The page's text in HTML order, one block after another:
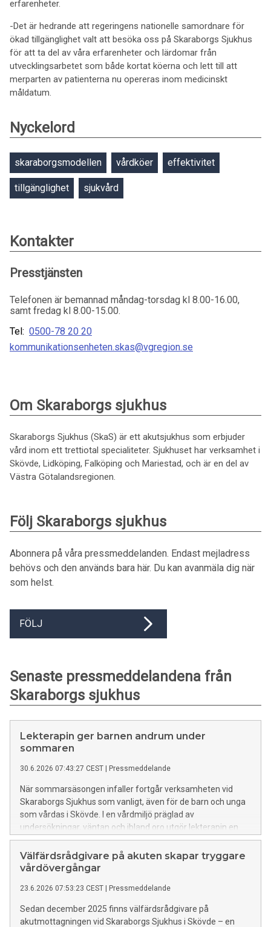
erfarenheter.
-Det är hedrande att regeringens nationelle samordnare för
ökad tillgänglighet valt att besöka oss på Skaraborgs Sjukhus
för att ta del av våra erfarenheter och lärdomar från
utvecklingsarbetet som både kortat köerna och lett till att
merparten av patienterna nu opereras inom medicinskt
måldatum.
Nyckelord
skaraborgsmodellen vårdköer effektivitet
tillgänglighet sjukvård
Kontakter
Presstjänsten
Telefonen är bemannad måndag-torsdag kl 8.00-16.00,
samt fredag kl 8.00-15.00.
Tel: 0500-78 20 20
kommunikationsenheten.skas@vgregion.se
Om Skaraborgs sjukhus
Skaraborgs Sjukhus (SkaS) är ett akutsjukhus som erbjuder
vård inom ett trettiotal specialiteter. Sjukhuset har verksamhet i
Skövde, Lidköping, Falköping och Mariestad, och är en del av
Västra Götalandsregionen.
Följ Skaraborgs sjukhus
Abonnera på våra pressmeddelanden. Endast mejladress
behövs och den används bara här. Du kan avanmäla dig när
som helst.
FÖLJ
Senaste pressmeddelandena från
Skaraborgs sjukhus
Lekterapin ger barnen andrum under
sommaren
30.6.2026 07:43:27 CEST Pressmeddelande
När sommarsäsongen infaller fortgår verksamheten vid
Skaraborgs Sjukhus som vanligt, även för de barn och unga
som vårdas i Skövde. I en vårdmiljö präglad av
undersökningar, väntan och ibland oro utgör lekterapin en
integrerad del av vården, där lek, skapande och fantasi
stödjer både återhämtning och förståelse.
Välfärdsrådgivare på akuten skapar tryggare
vårdövergångar
23.6.2026 07:53:23 CEST Pressmeddelande
Sedan december 2025 finns välfärdsrådgivare på
akutmottagningen vid Skaraborgs Sjukhus i Skövde – en